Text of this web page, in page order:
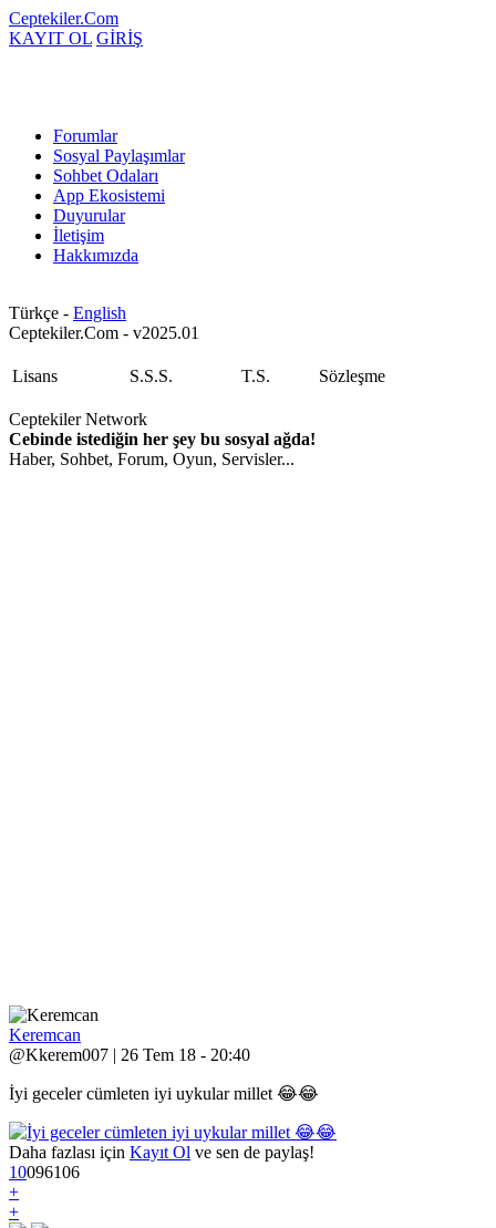
Ceptekiler.Com
KAYIT OL GİRİŞ
Forumlar
Sosyal Paylaşımlar
Sohbet Odaları
App Ekosistemi
Duyurular
İletişim
Hakkımızda
Türkçe - English
Ceptekiler.Com - v2025.01
Lisans S.S.S. T.S. Sözleşme
Ceptekiler Network
Cebinde istediğin her şey bu sosyal ağda!
Haber, Sohbet, Forum, Oyun, Servisler...
Keremcan
@Kkerem007 | 26 Tem 18 - 20:40
İyi geceler cümleten iyi uykular millet 😂😂
Daha fazlası için Kayıt Ol ve sen de paylaş!
10096106
+
+